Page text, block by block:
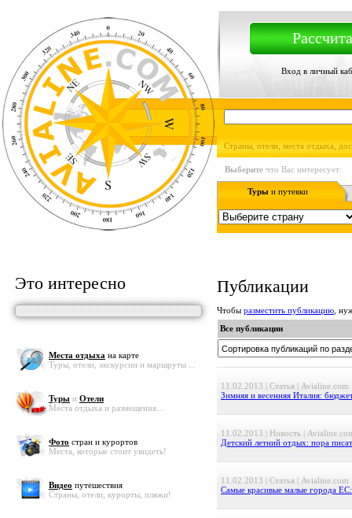
Вход в личный
Страны, отели, места отдыха,
Выберите что Вас интересует:
Туры и путевки
Это интересно
Места отдыха на карте
Туры, отели, экскурсии и маршруты ...
Туры и Отели
Места отдыха и размещения...
Фото стран и курортов
Места, которые стоит увидеть!
Видео путешествия
Страны, отели, курорты, пляжи!
Публикации
Чтобы разместить публикацию ,
Все публикации
11.02.2013 | Статья | Avialine.com
Зимняя и весенняя Италия:
11.02.2013 | Новость |
Детский летний отдых: пора
11.02.2013 | Статья | Avialine.com
Самые красивые малые города